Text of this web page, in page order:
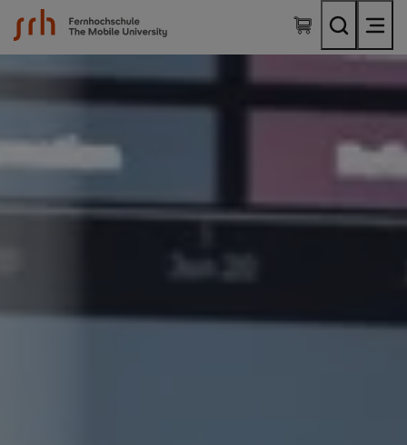
SRH Fernhochschule - The Mobile University